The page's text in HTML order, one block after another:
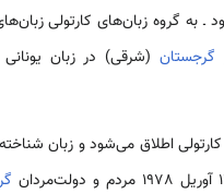
به گروه زبان‌های کارتولی
گرجستان (شرقی) در زبان یونانی
اطلاق می‌شود و زبان